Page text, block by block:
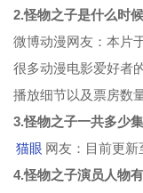
2.怪物之子是什么时
微博动漫网友：本片
很多动漫电影爱好者
播放细节以及票房数
3.怪物之子一共多少
猫眼 网友：目前更新
4.怪物之子演员人物